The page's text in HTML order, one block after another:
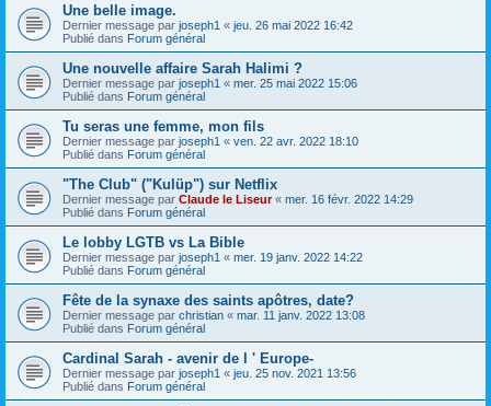
Une belle image.
Dernier message par joseph1 « jeu. 26 mai 2022 16:42
Publié dans Forum général
Une nouvelle affaire Sarah Halimi ?
Dernier message par joseph1 « mer. 25 mai 2022 15:06
Publié dans Forum général
Tu seras une femme, mon fils
Dernier message par joseph1 « ven. 22 avr. 2022 18:10
Publié dans Forum général
"The Club" ("Kulüp") sur Netflix
Dernier message par Claude le Liseur« mer. 16 févr. 2022 14:29
Publié dans Forum général
Le lobby LGTB vs La Bible
Dernier message par joseph1 « mer. 19 janv. 2022 14:22
Publié dans Forum général
Fête de la synaxe des saints apôtres, date?
Dernier message par christian « mar. 11 janv. 2022 13:08
Publié dans Forum général
Cardinal Sarah - avenir de l ' Europe-
Dernier message par joseph1 « jeu. 25 nov. 2021 13:56
Publié dans Forum général